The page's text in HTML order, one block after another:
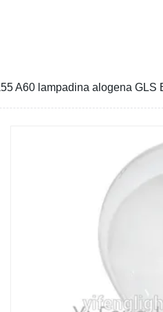
A60 lampadina alogena GLS